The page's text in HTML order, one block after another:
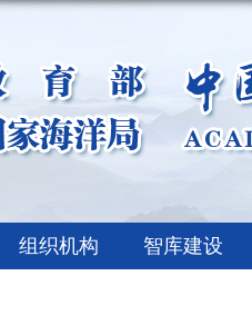
组织机构 智库建设